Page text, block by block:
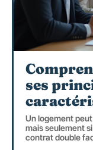
ses
Un logement
mais seulement
contrat double